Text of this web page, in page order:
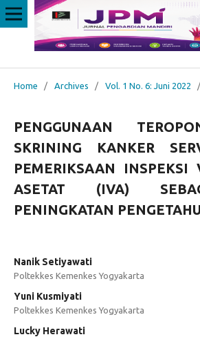
Home / Archives / Vol. 1 No. 6: Juni 2022 /
PENGGUNAAN
SKRINING KANKER
PEMERIKSAAN INSPEKSI
ASETAT (IVA)
PENINGKATAN
Nanik Setiyawati
Poltekkes Kemenkes Yogyakarta
Yuni Kusmiyati
Poltekkes Kemenkes Yogyakarta
Lucky Herawati